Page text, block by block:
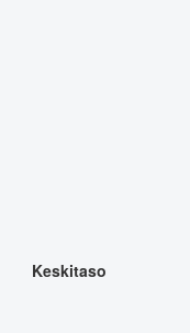
Keskitaso